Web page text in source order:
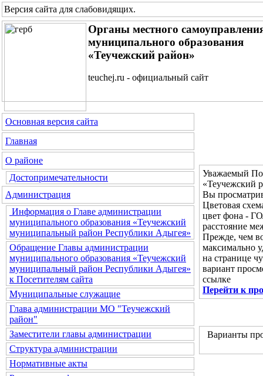
Версия сайта для слабовидящих.
Органы местного
муниципального образования
«Теучежский район»
teuchej.ru - официальный сайт
Основная версия сайта
Главная
О районе
Достопримечательности
Администрация
Информация о Главе администрации
муниципального образования «Теучежский
муниципальный район Республики Адыгея»
Обращение Главы администрации
муниципального образования «Теучежский
муниципальный район Республики Адыгея»
к Посетителям сайта
Муниципальные служащие
Глава администрации МО "Теучежский
район"
Заместители главы администрации
Структура администрации
Нормативные акты
Уважаемый
«Теучежский
Вы
Цветовая
цвет фона -
расстояние
Прежде, чем
максимально
на странице
вариант
ссылке
Перейти к
Варианты